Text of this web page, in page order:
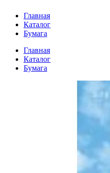
Главная
Каталог
Бумага
Главная
Каталог
Бумага